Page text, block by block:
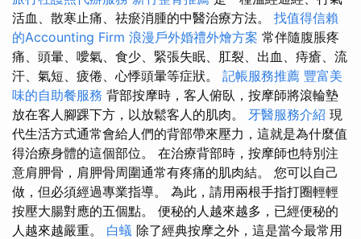
活血、散寒止痛、祛瘀消腫的中醫治療方法。 找值得信賴
的Accounting Firm 浪漫戶外婚禮外燴方案 常伴隨腹脹疼
痛、頭暈、噯氣、食少、緊張失眠、肛裂、出血、痔瘡、流
汗、氣短、疲倦、心悸頭暈等症狀。 記帳服務推薦 豐富美
味的自助餐服務 背部按摩時，客人俯臥，按摩師將滾輪墊
放在客人腳踝下方，以放鬆客人的肌肉。 牙醫服務介紹 現
代生活方式通常會給人們的背部帶來壓力，這就是為什麼值
得治療身體的這個部位。 在治療背部時，按摩師也特別注
意肩胛骨，肩胛骨周圍通常有疼痛的肌肉結。 您可以自己
做，但必須經過專業指導。 為此，請用兩根手指打圈輕輕
按壓大腸對應的五個點。 便秘的人越來越多，已經便秘的
人越來越嚴重。 白蟻 除了經典按摩之外，這是當今最常用